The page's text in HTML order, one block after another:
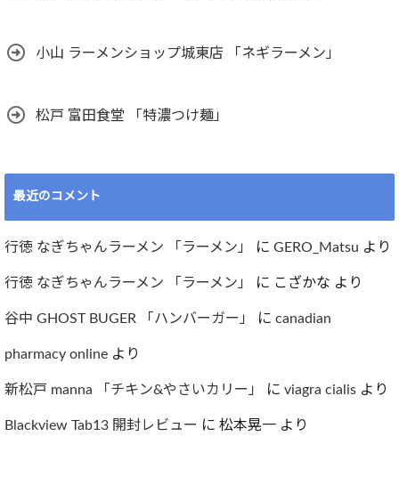
小山 ラーメンショップ城東店 「ネギラーメン」
松戸 富田食堂 「特濃つけ麺」
最近のコメント
行徳 なぎちゃんラーメン 「ラーメン」 に GERO_Matsu より
行徳 なぎちゃんラーメン 「ラーメン」 に こざかな より
谷中 GHOST BUGER 「ハンバーガー」 に canadian
pharmacy online より
新松戸 manna 「チキン&やさいカリー」 に viagra cialis より
Blackview Tab13 開封レビュー に 松本晃一 より